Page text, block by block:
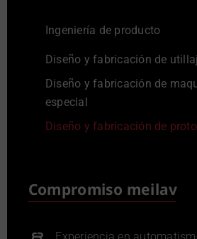
Ingeniería de producto
Diseño y fabricación de
Diseño y fabricación de
especial
Diseño y fabricación de
Compromiso meilav